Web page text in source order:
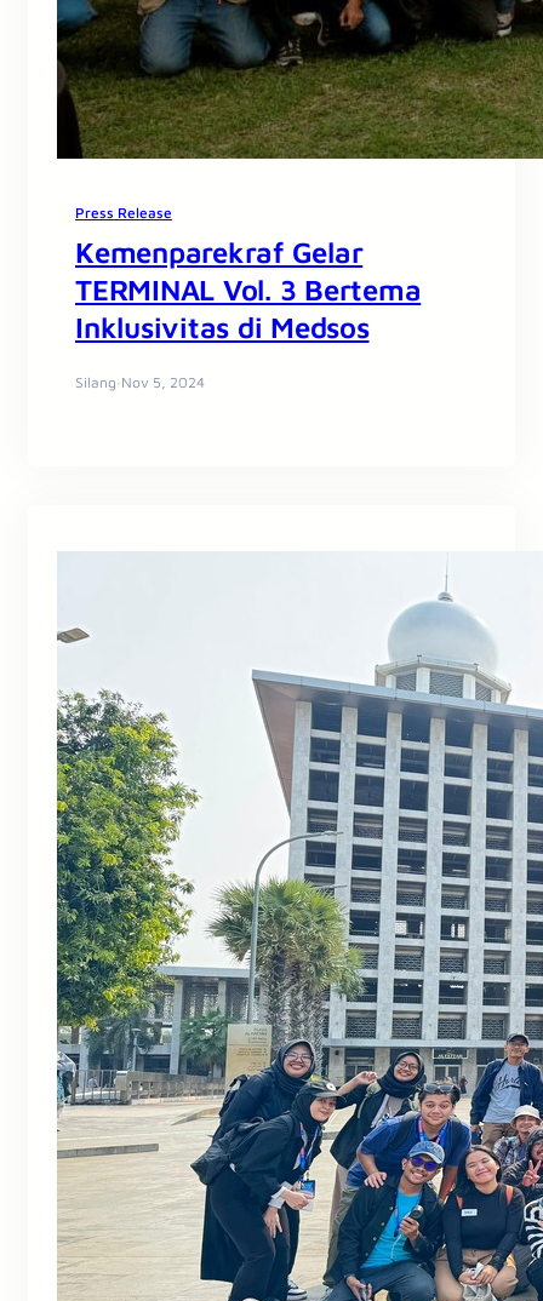
Press Release
Kemenparekraf Gelar
TERMINAL Vol. 3 Bertema
Inklusivitas di Medsos
Silang·Nov 5, 2024